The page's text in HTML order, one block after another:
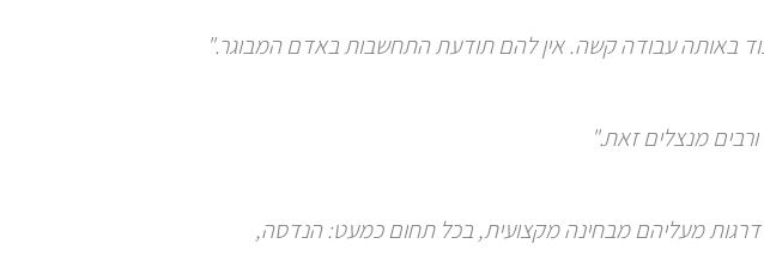
באותה עבודה קשה. אין להם תודעת התחשבות באדם המבוגר."
מנצלים זאת."
מעליהם מבחינה מקצועית, בכל תחום כמעט: הנדסה,